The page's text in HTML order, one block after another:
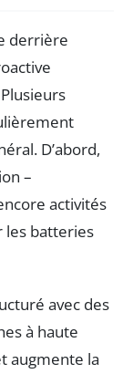
derrière
D’abord,
–
activités
les batteries
avec des
à haute
augmente la